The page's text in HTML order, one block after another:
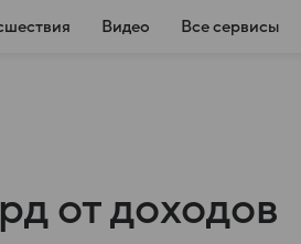
Видео Все сервисы
от доходов